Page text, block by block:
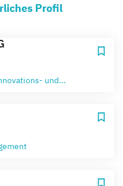
Profil
und...